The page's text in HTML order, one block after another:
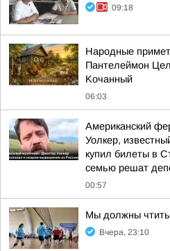
09:18
Hapoдныe
Пaнтeлeймoн
Koчaнный
06:03
Американский
Уолкер,
купил билеты в
семью решат
00:57
Мы должны чтить
Вчера, 23:10